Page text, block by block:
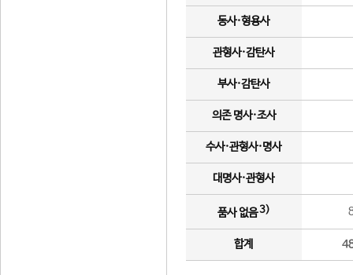
동사·형용사
관형사·감탄사
부사·감탄사
의존 명사·조사
수사·관형사·명사
대명사·관형사
품사 없음3)
합계